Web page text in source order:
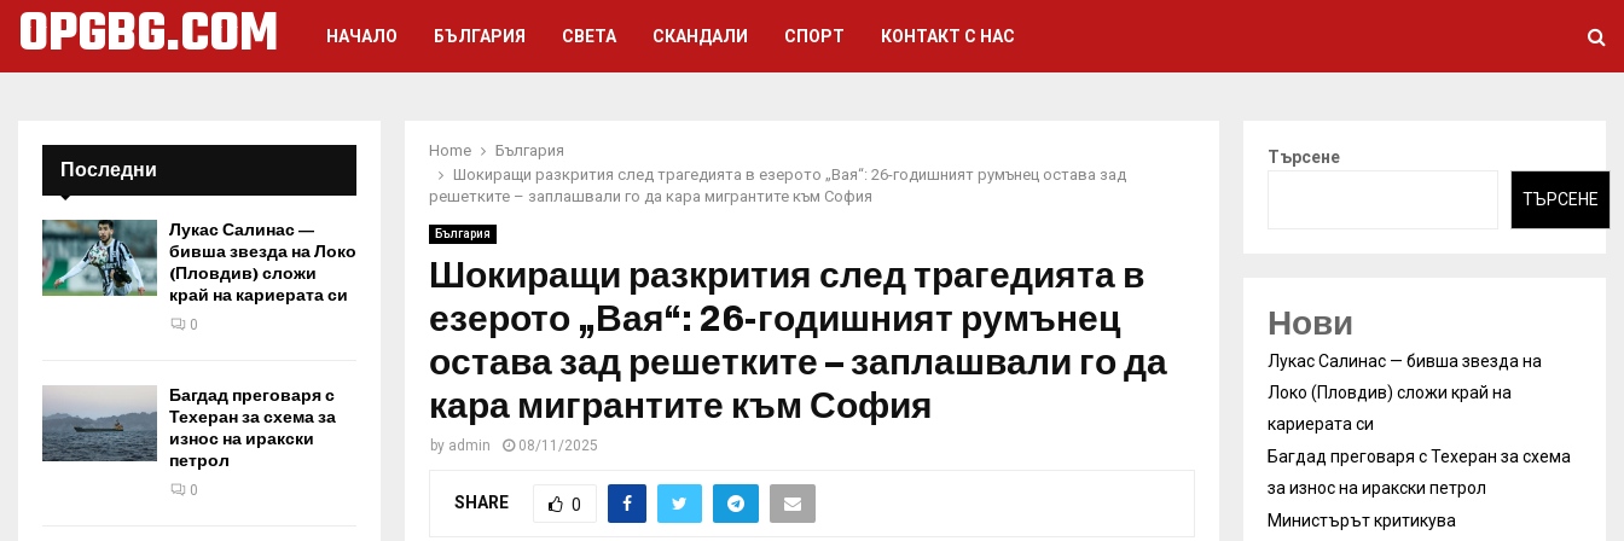
OPGBG.COM НАЧАЛО БЪЛГАРИЯ СВЕТА СКАНДАЛИ СПОРТ КОНТАКТ С НАС
Home
България
Шокиращи разкрития след трагедията в езерото „Вая“: 26-годишният румънец остава зад
решетките – заплашвали го да кара мигрантите към София
България
Шокиращи разкрития след трагедията в
езерото „Вая“: 26-годишният румънец
остава зад решетките – заплашвали го да
кара мигрантите към София
by admin 08/11/2025
SHARE 0
Последни
Лукас Салинас —
бивша звезда на Локо
(Пловдив) сложи
край на кариерата си
0
Багдад преговаря с
Техеран за схема за
износ на иракски
петрол
0
Търсене
ТЪРСЕНЕ
Нови
Лукас Салинас — бивша звезда на
Локо (Пловдив) сложи край на
кариерата си
Багдад преговаря с Техеран за схема
за износ на иракски петрол
Министърът критикува